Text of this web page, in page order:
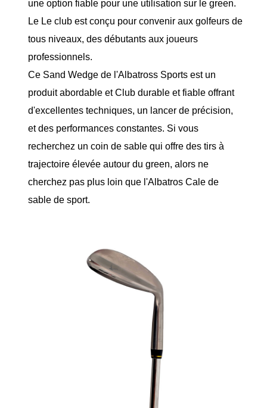
une option fiable pour une utilisation sur le green.
Le Le club est conçu pour convenir aux golfeurs de
tous niveaux, des débutants aux joueurs
professionnels.
Ce Sand Wedge de l'Albatross Sports est un
produit abordable et Club durable et fiable offrant
d'excellentes techniques, un lancer de précision,
et des performances constantes. Si vous
recherchez un coin de sable qui offre des tirs à
trajectoire élevée autour du green, alors ne
cherchez pas plus loin que l'Albatros Cale de
sable de sport.